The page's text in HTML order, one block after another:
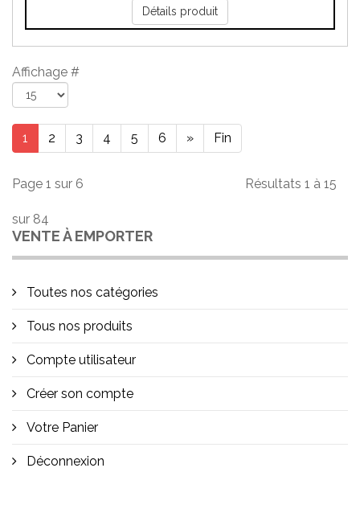
Détails produit
Affichage #
1 2 3 4 5 6 » Fin
Page 1 sur 6 Résultats 1 à 15
sur 84
VENTE À EMPORTER
Toutes nos catégories
Tous nos produits
Compte utilisateur
Créer son compte
Votre Panier
Déconnexion